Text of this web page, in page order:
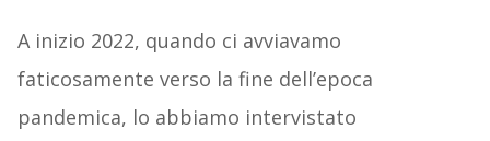
A inizio 2022, quando ci avviavamo
faticosamente verso la fine dell’epoca
pandemica, lo abbiamo intervistato